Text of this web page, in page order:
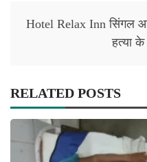
Hotel Relax Inn सिंगल
हत्या
RELATED POSTS